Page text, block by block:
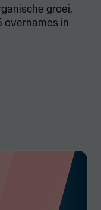
groei,
overnames in